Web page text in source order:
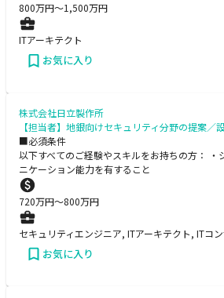
800万円〜1,500万円
ITアーキテクト
お気に入り
株式会社日立製作所
【担当者】地銀向けセキュリティ分野の提案／
■必須条件
以下すべてのご経験やスキルをお持ちの方：
ニケーション能力を有すること
720万円〜800万円
セキュリティエンジニア, ITアーキテクト, ITコ
お気に入り